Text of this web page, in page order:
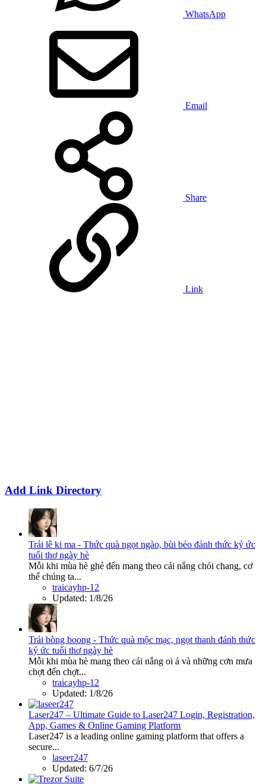
WhatsApp
Email
Share
Link
Add Link Directory
Trái lê ki ma - Thức quà ngọt ngào, bùi béo đánh thức ký ức
tuổi thơ ngày hè
Mỗi khi mùa hè ghé đến mang theo cái nắng chói chang, cơ
thể chúng ta...
traicayhp-12
Updated: 1/8/26
Trái bòng boong - Thức quà mộc mạc, ngọt thanh đánh thức
ký ức tuổi thơ ngày hè
Mỗi khi mùa hè mang theo cái nắng oi ả và những cơn mưa
chợt đến chợt...
traicayhp-12
Updated: 1/8/26
Laser247 – Ultimate Guide to Laser247 Login, Registration,
App, Games & Online Gaming Platform
Laser247 is a leading online gaming platform that offers a
secure...
laseer247
Updated: 6/7/26